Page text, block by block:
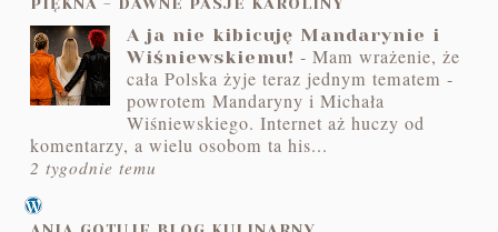
A ja nie kibicuję Mandarynie i
Wiśniewskiemu! -Mam wrażenie, że
cała Polska żyje teraz jednym tematem -
powrotem Mandaryny i Michała
Wiśniewskiego. Internet aż huczy od
komentarzy, a wielu osobom ta his...
2 tygodnie temu